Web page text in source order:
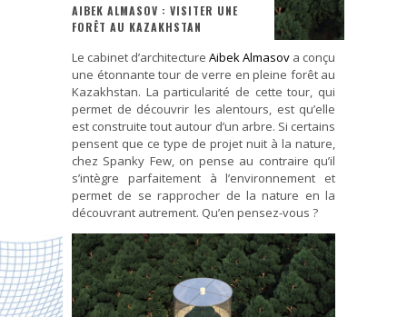
AIBEK ALMASOV : VISITER UNE
FORÊT AU KAZAKHSTAN
Le cabinet d’architecture Aibek Almasov a conçu
une étonnante tour de verre en pleine forêt au
Kazakhstan. La particularité de cette tour, qui
permet de découvrir les alentours, est qu’elle
est construite tout autour d’un arbre. Si certains
pensent que ce type de projet nuit à la nature,
chez Spanky Few, on pense au contraire qu’il
s’intègre parfaitement à l’environnement et
permet de se rapprocher de la nature en la
découvrant autrement. Qu’en pensez-vous ?